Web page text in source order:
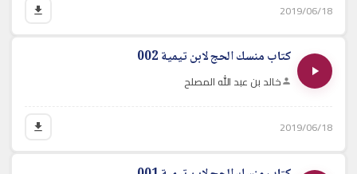
2019/06/18
كتاب منسك الحج لابن تيمية 002
خالد بن عبد الله المصلح
2019/06/18